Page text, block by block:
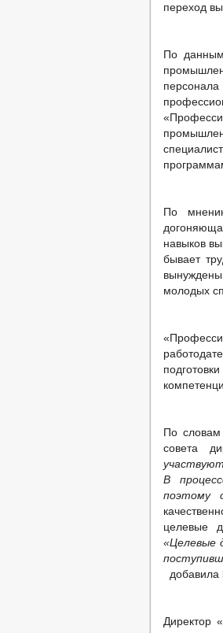
переход
По
По
навыков
бывает
молодых
По словам
совета
В
поэтому
целевые
«Целевые
добавила
Директор